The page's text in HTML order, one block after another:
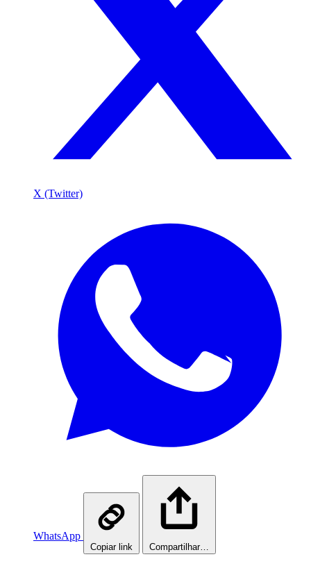
X (Twitter)
WhatsApp
Copiar link Compartilhar…